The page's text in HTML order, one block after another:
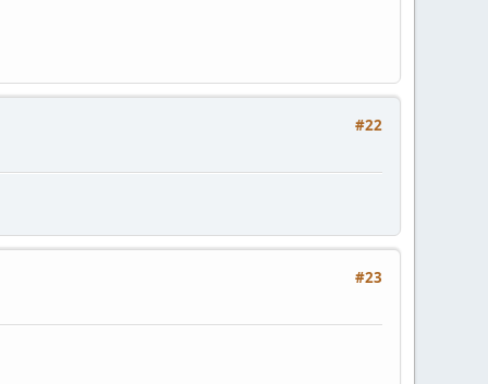
#22
#23